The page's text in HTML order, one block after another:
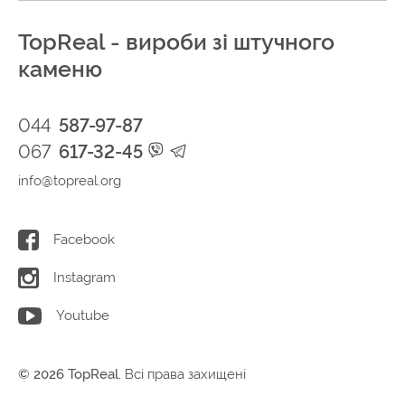
TopReal - вироби зі штучного
каменю
044 587-97-87
067 617-32-45
info@topreal.org
Facebook
Instagram
Youtube
© 2026 TopReal. Всі права захищені